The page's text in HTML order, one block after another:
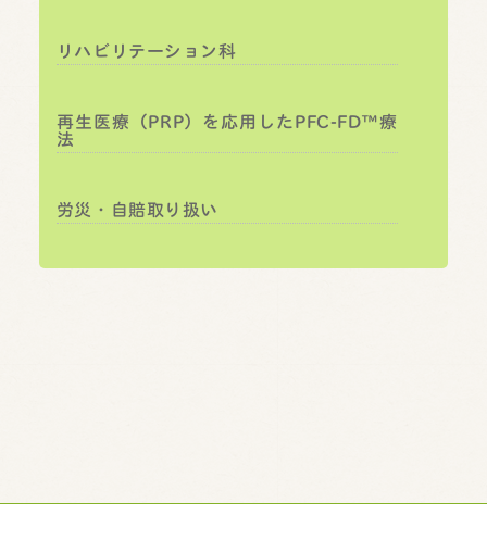
リハビリテーション科
再生医療（PRP）を応用したPFC-FD™療
法
労災・自賠取り扱い